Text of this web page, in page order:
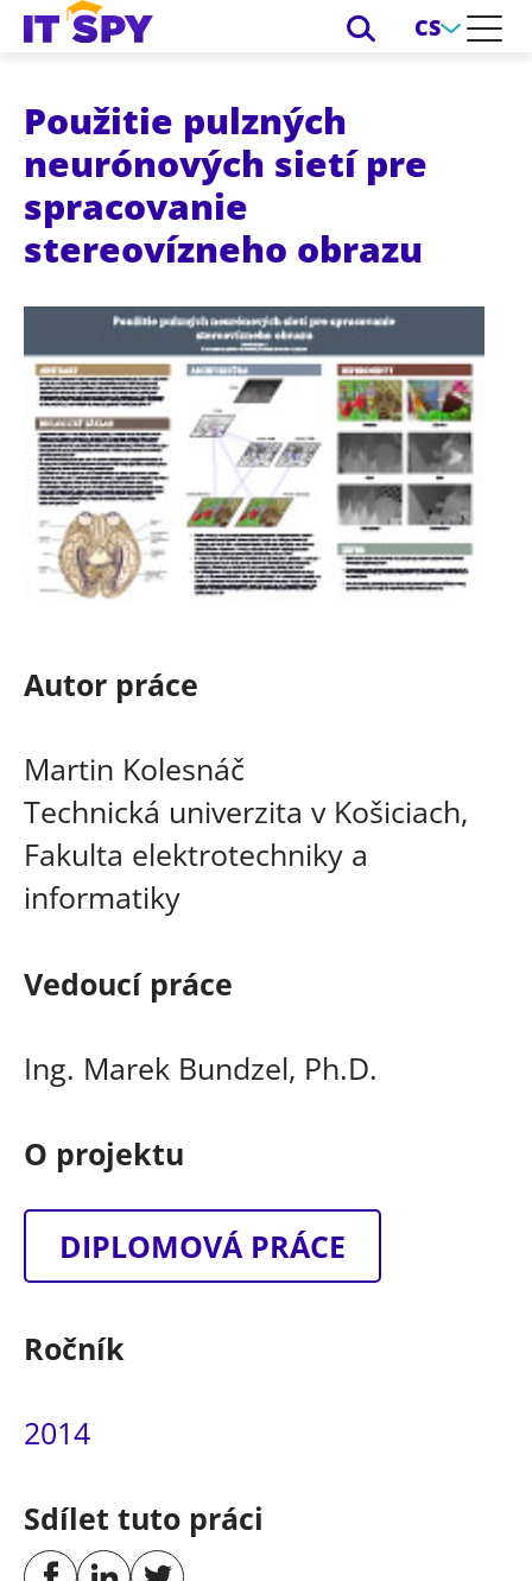
CS
Použitie pulzných
neurónových sietí pre
spracovanie
stereovízneho obrazu
Autor práce
Martin Kolesnáč
Technická univerzita v Košiciach,
Fakulta elektrotechniky a
informatiky
Vedoucí práce
Ing. Marek Bundzel, Ph.D.
O projektu
DIPLOMOVÁ PRÁCE
Ročník
2014
Sdílet tuto práci